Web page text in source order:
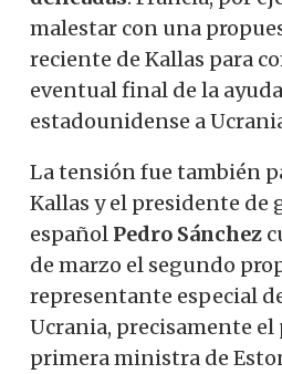
malestar con una
reciente de Kallas para
eventual final de la
estadounidense a
La tensión fue también
Kallas y el presidente de
español Pedro Sánchez
de marzo el segundo
representante especial
Ucrania, precisamente el
primera ministra de